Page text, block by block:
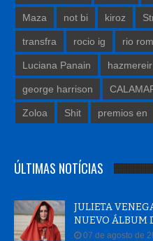
Maza not bi kiroz
transfra rocio ig rio
Luciana Panain
george harrison
Zoloa Shit premios en
ÚLTIMAS NOTÍCIAS
JULIETA
NUEVO ÁLBUM
07 de agosto de